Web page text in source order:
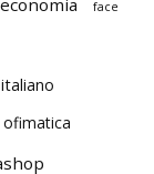
face
italiano
ofimatica